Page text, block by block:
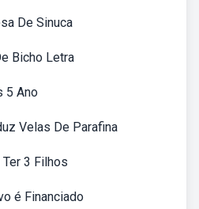
De Sinuca
Bicho Letra
5 Ano
Velas De Parafina
3 Filhos
é Financiado